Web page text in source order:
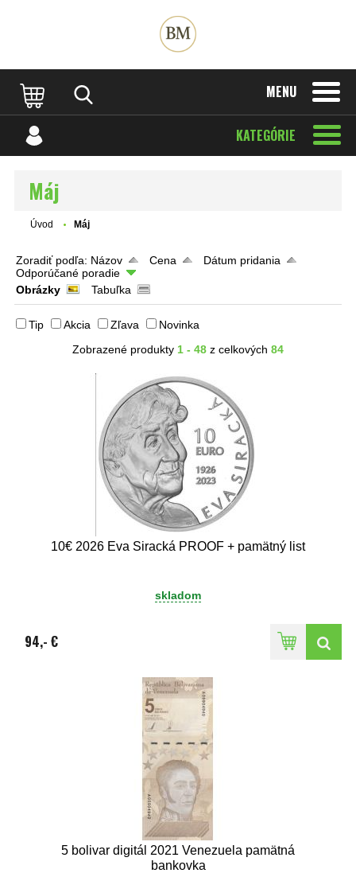
MENU
KATEGÓRIE
Máj
Úvod Máj
Zoradiť podľa: Názov Cena
Dátum pridania
Odporúčané poradie
Obrázky
Tabuľka
Tip Akcia Zľava
Novinka
Zobrazené produkty 1 - 48 z celkových 84
10€ 2026 Eva Siracká PROOF + pamätný list
skladom
94,- €
5 bolivar digitál 2021 Venezuela pamätná
bankovka